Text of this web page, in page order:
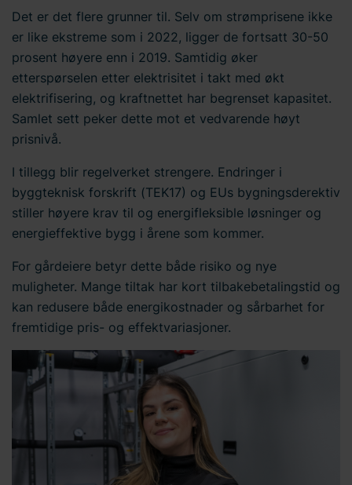
Det er det flere grunner til. Selv om strømprisene ikke
er like ekstreme som i 2022, ligger de fortsatt 30-50
prosent høyere enn i 2019. Samtidig øker
etterspørselen etter elektrisitet i takt med økt
elektrifisering, og kraftnettet har begrenset kapasitet.
Samlet sett peker dette mot et vedvarende høyt
prisnivå.
I tillegg blir regelverket strengere. Endringer i
byggteknisk forskrift (TEK17) og EUs bygningsderektiv
stiller høyere krav til og energifleksible løsninger og
energieffektive bygg i årene som kommer.
For gårdeiere betyr dette både risiko og nye
muligheter. Mange tiltak har kort tilbakebetalingstid og
kan redusere både energikostnader og sårbarhet for
fremtidige pris- og effektvariasjoner.